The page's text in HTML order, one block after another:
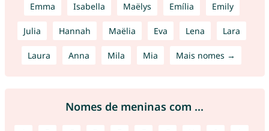
Emma Isabella Maëlys Emília Emily
Julia Hannah Maëlia Eva Lena Lara
Laura Anna Mila Mia Mais nomes →
Nomes de meninas com ...